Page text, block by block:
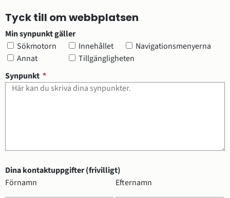
Tyck till om webbplatsen
Min synpunkt gäller
Min synpunkt gäller
Sökmotorn
Annat
Innehållet
Navigationsmenyerna
Tillgängligheten
Synpunkt *(obligatorisk)
Dina kontaktuppgifter (frivilligt)
Dina kontaktuppgifter (frivilligt)
Förnamn Efternamn